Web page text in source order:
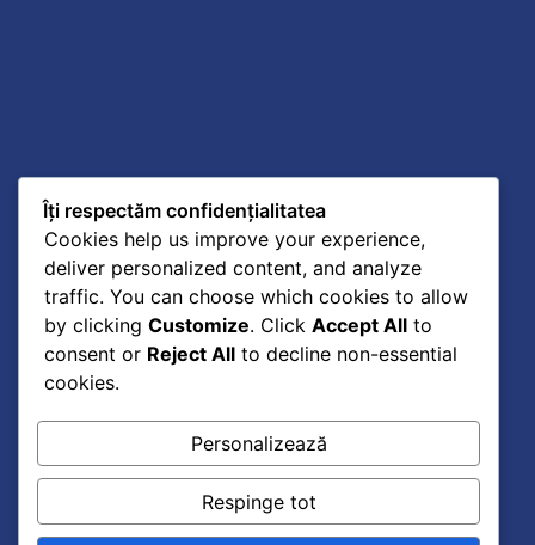
„Sunteti, domnilor, reprezentantii unui popor care
este mandru si poate fi mandru de trecutul sau, si
Îți respectăm confidențialitatea
Cookies help us improve your experience,
deliver personalized content, and analyze
traffic. You can choose which cookies to allow
by clicking Customize. Click Accept All to
consent or Reject All to decline non-essential
cookies.
Personalizează
Respinge tot